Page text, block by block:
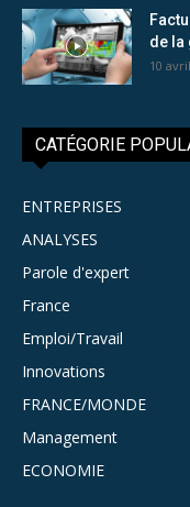
de la
10
CATÉGORIE
ENTREPRISES
ANALYSES
Parole d'expert
France
Emploi/Travail
Innovations
FRANCE/MONDE
Management
ECONOMIE